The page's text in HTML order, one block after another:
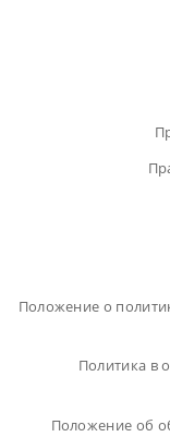
Положение о
Политика в
Положение об